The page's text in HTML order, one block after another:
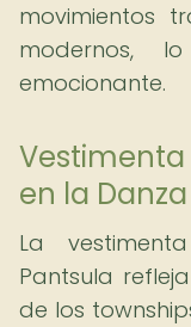
movimientos
modernos,
emocionante.
Vestimenta
en la
La
Pantsula
de los